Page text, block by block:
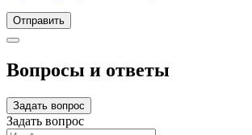
Отправить
Вопросы и ответы
Задать вопрос
Задать вопрос